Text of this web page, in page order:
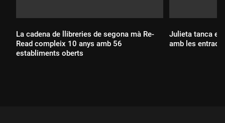
La cadena de llibreries de segona mà Re-
Read compleix 10 anys amb 56
establiments oberts
Julieta tanca el
amb les